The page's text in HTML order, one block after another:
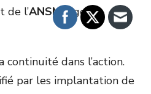
de l’ANSM(agence
dans l’action.
par les implantation de